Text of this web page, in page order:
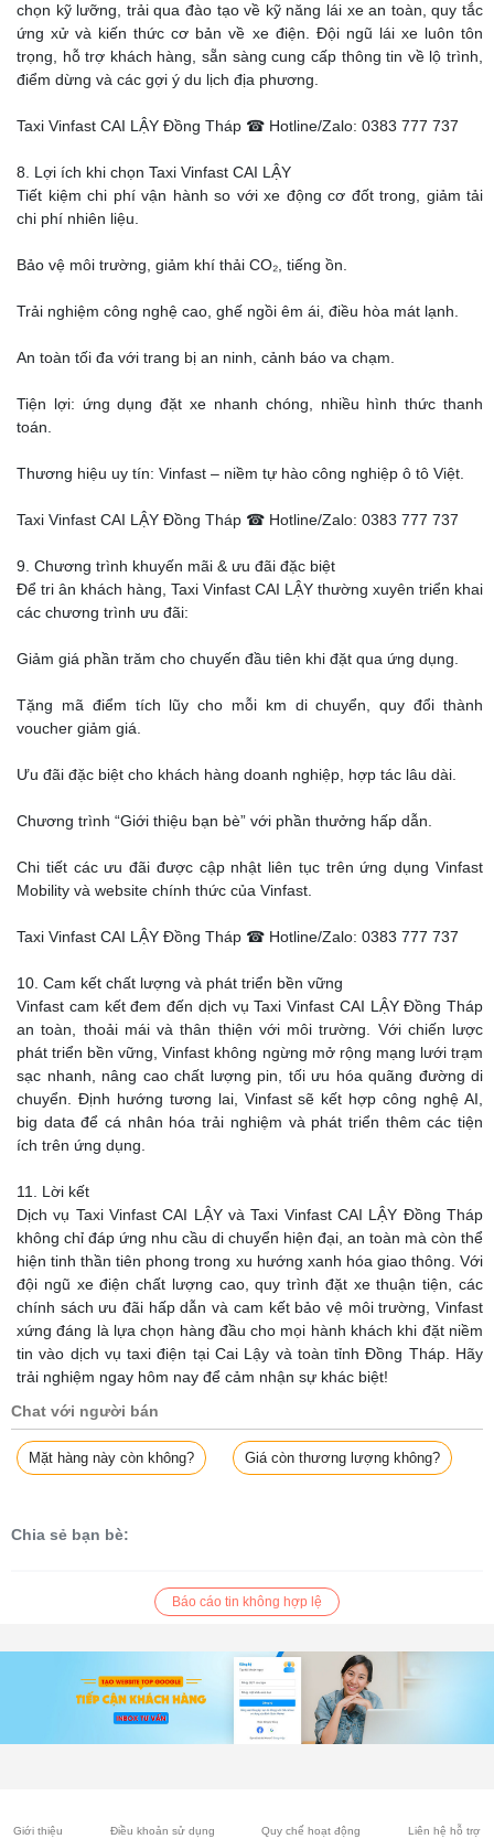
chọn kỹ lưỡng, trải qua đào tạo về kỹ năng lái xe an toàn, quy tắc
ứng xử và kiến thức cơ bản về xe điện. Đội ngũ lái xe luôn tôn
trọng, hỗ trợ khách hàng, sẵn sàng cung cấp thông tin về lộ trình,
điểm dừng và các gợi ý du lịch địa phương.
Taxi Vinfast CAI LẬY Đồng Tháp ☎ Hotline/Zalo: 0383 777 737
8. Lợi ích khi chọn Taxi Vinfast CAI LẬY
Tiết kiệm chi phí vận hành so với xe động cơ đốt trong, giảm tải
chi phí nhiên liệu.
Bảo vệ môi trường, giảm khí thải CO₂, tiếng ồn.
Trải nghiệm công nghệ cao, ghế ngồi êm ái, điều hòa mát lạnh.
An toàn tối đa với trang bị an ninh, cảnh báo va chạm.
Tiện lợi: ứng dụng đặt xe nhanh chóng, nhiều hình thức thanh
toán.
Thương hiệu uy tín: Vinfast – niềm tự hào công nghiệp ô tô Việt.
Taxi Vinfast CAI LẬY Đồng Tháp ☎ Hotline/Zalo: 0383 777 737
9. Chương trình khuyến mãi & ưu đãi đặc biệt
Để tri ân khách hàng, Taxi Vinfast CAI LẬY thường xuyên triển khai
các chương trình ưu đãi:
Giảm giá phần trăm cho chuyến đầu tiên khi đặt qua ứng dụng.
Tặng mã điểm tích lũy cho mỗi km di chuyển, quy đổi thành
voucher giảm giá.
Ưu đãi đặc biệt cho khách hàng doanh nghiệp, hợp tác lâu dài.
Chương trình “Giới thiệu bạn bè” với phần thưởng hấp dẫn.
Chi tiết các ưu đãi được cập nhật liên tục trên ứng dụng Vinfast
Mobility và website chính thức của Vinfast.
Taxi Vinfast CAI LẬY Đồng Tháp ☎ Hotline/Zalo: 0383 777 737
10. Cam kết chất lượng và phát triển bền vững
Vinfast cam kết đem đến dịch vụ Taxi Vinfast CAI LẬY Đồng Tháp
an toàn, thoải mái và thân thiện với môi trường. Với chiến lược
phát triển bền vững, Vinfast không ngừng mở rộng mạng lưới trạm
sạc nhanh, nâng cao chất lượng pin, tối ưu hóa quãng đường di
chuyển. Định hướng tương lai, Vinfast sẽ kết hợp công nghệ AI,
big data để cá nhân hóa trải nghiệm và phát triển thêm các tiện
ích trên ứng dụng.
11. Lời kết
Dịch vụ Taxi Vinfast CAI LẬY và Taxi Vinfast CAI LẬY Đồng Tháp
không chỉ đáp ứng nhu cầu di chuyển hiện đại, an toàn mà còn thể
hiện tinh thần tiên phong trong xu hướng xanh hóa giao thông. Với
đội ngũ xe điện chất lượng cao, quy trình đặt xe thuận tiện, các
chính sách ưu đãi hấp dẫn và cam kết bảo vệ môi trường, Vinfast
xứng đáng là lựa chọn hàng đầu cho mọi hành khách khi đặt niềm
tin vào dịch vụ taxi điện tại Cai Lậy và toàn tỉnh Đồng Tháp. Hãy
trải nghiệm ngay hôm nay để cảm nhận sự khác biệt!
Chat với người bán
Mặt hàng này còn không? Giá còn thương lượng không?
Chia sẻ bạn bè:
Báo cáo tin không hợp lệ
Giới thiệu Điều khoản sử dụng Quy chế hoạt động Liên hệ hỗ trợ